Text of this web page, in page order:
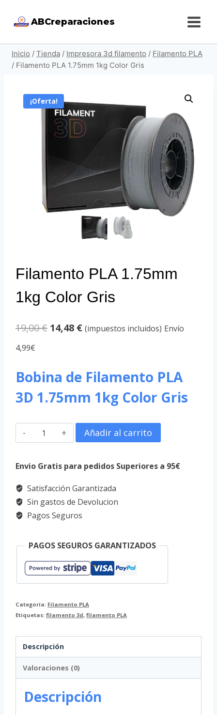
ABCreparaciones
Inicio / Tienda / Impresora 3d filamento / Filamento PLA
/ Filamento PLA 1.75mm 1kg Color Gris
¡Oferta!
Filamento PLA 1.75mm
1kg Color Gris
19,00€ El
era:
19,00 €.
14,48 €El
es:
14,48 €.
(impuestos incluidos) Envío
4,99€
Bobina de Filamento PLA
3D 1.75mm 1kg Color Gris
Filamento
PLA
1.75mm
Color
Gris
cantidad
Añadir al carrito
Envio Gratis para pedidos Superiores a 95€
Satisfacción Garantizada
Sin gastos de Devolucion
Pagos Seguros
PAGOS SEGUROS GARANTIZADOS
Categoría: Filamento PLA
Etiquetas: filamento 3d, filamento PLA
Descripción
Valoraciones (0)
Descripción